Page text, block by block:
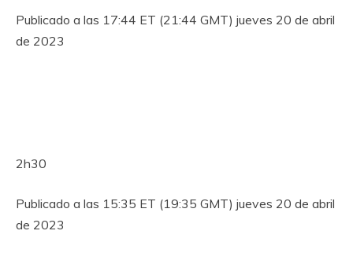
Publicado a las 17:44 ET (21:44 GMT) jueves 20 de abril
de 2023
2h30
Publicado a las 15:35 ET (19:35 GMT) jueves 20 de abril
de 2023